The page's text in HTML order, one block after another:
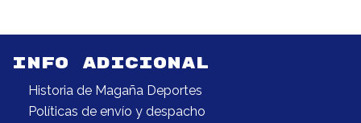
INFO ADICIONAL
Historia de Magaña Deportes
Políticas de envío y despacho